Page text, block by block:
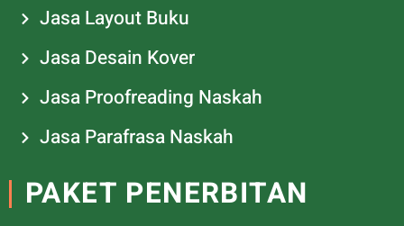
Jasa Layout Buku
Jasa Desain Kover
Jasa Proofreading Naskah
Jasa Parafrasa Naskah
PAKET PENERBITAN